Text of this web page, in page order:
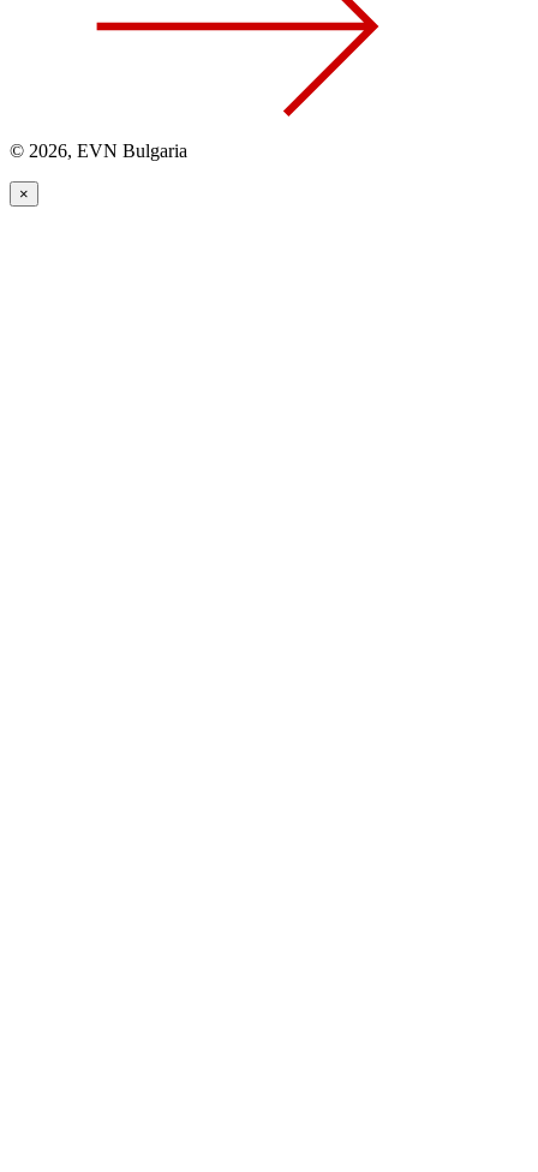
© 2026, EVN Bulgaria
×